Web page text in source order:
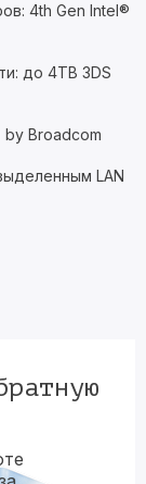
4th Gen Intel®
до 4TB 3DS
Broadcom
LAN